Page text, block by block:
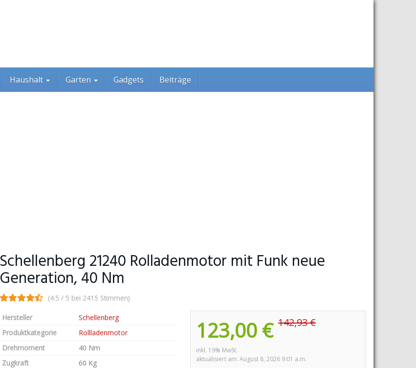
Haushalt Garten Gadgets Beiträge
Schellenberg 21240 Rolladenmotor mit Funk neue
Generation, 40 Nm
(4.5 / 5 bei 2415 Stimmen)
123,00 € 142,93 €
inkl. 19% MwSt.
aktualisiert am: August 8, 2026 9:01 a.m.
Hersteller
Schellenberg
Produktkategorie
Rollladenmotor
Drehmoment
40 Nm
Zugkraft
60 Kg